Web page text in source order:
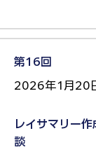
第16回
2026年1月20
レイサマリー
談